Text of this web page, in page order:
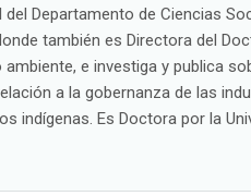
Departamento de Ciencias
también es Directora del
ambiente, e investiga y publica
a la gobernanza de las
indígenas. Es Doctora por la